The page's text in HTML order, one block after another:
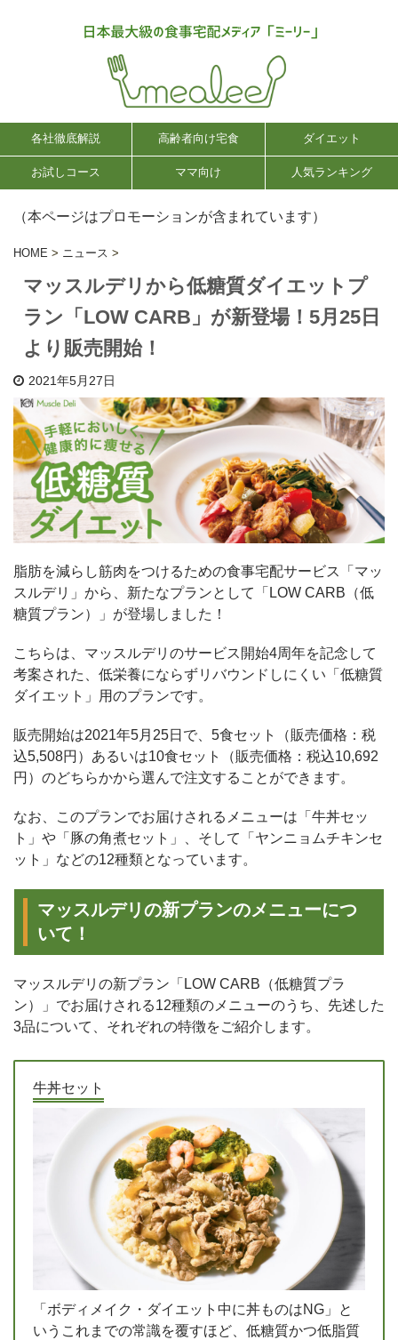
各社徹底解説 高齢者向け宅食 ダイエット
お試しコース ママ向け 人気ランキング
（本ページはプロモーションが含まれています）
HOME > ニュース >
マッスルデリから低糖質ダイエットプ
ラン「LOW CARB」が新登場！5月25日
より販売開始！
2021年5月27日
脂肪を減らし筋肉をつけるための食事宅配サービス「マッ
スルデリ」から、新たなプランとして「LOW CARB（低
糖質プラン）」が登場しました！
こちらは、マッスルデリのサービス開始4周年を記念して
考案された、低栄養にならずリバウンドしにくい「低糖質
ダイエット」用のプランです。
販売開始は2021年5月25日で、5食セット（販売価格：税
込5,508円）あるいは10食セット（販売価格：税込10,692
円）のどちらかから選んで注文することができます。
なお、このプランでお届けされるメニューは「牛丼セッ
ト」や「豚の角煮セット」、そして「ヤンニョムチキンセ
ット」などの12種類となっています。
マッスルデリの新プランのメニューにつ
いて！
マッスルデリの新プラン「LOW CARB（低糖質プラ
ン）」でお届けされる12種類のメニューのうち、先述した
3品について、それぞれの特徴をご紹介します。
牛丼セット
「ボディメイク・ダイエット中に丼ものはNG」と
いうこれまでの常識を覆すほど、低糖質かつ低脂質